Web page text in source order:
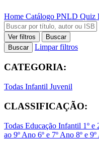
Home Catálogo PNLD Quiz
Ver filtros
Buscar
Buscar
Limpar filtros
CATEGORIA:
Todas Infantil Juvenil
CLASSIFICAÇÃO:
Todas Educação Infantil 1º e
ao 9º Ano 6º e 7º Ano 8º e